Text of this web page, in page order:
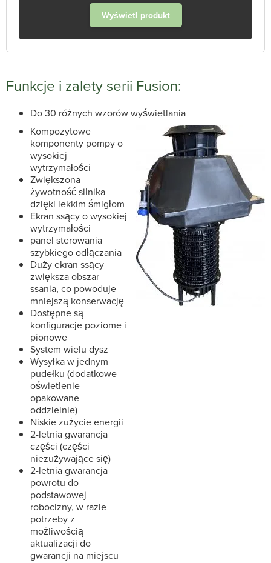
Wyświetl produkt
Funkcje i zalety serii Fusion:
Do 30 różnych wzorów wyświetlania
Kompozytowe
komponenty pompy o
wysokiej
wytrzymałości
Zwiększona
żywotność silnika
dzięki lekkim śmigłom
Ekran ssący o wysokiej
wytrzymałości
panel sterowania
szybkiego odłączania
Duży ekran ssący
zwiększa obszar
ssania, co powoduje
mniejszą konserwację
Dostępne są
konfiguracje poziome i
pionowe
System wielu dysz
Wysyłka w jednym
pudełku (dodatkowe
oświetlenie
opakowane
oddzielnie)
Niskie zużycie energii
2-letnia gwarancja
części (części
niezużywające się)
2-letnia gwarancja
powrotu do
podstawowej
robocizny, w razie
potrzeby z
możliwością
aktualizacji do
gwarancji na miejscu